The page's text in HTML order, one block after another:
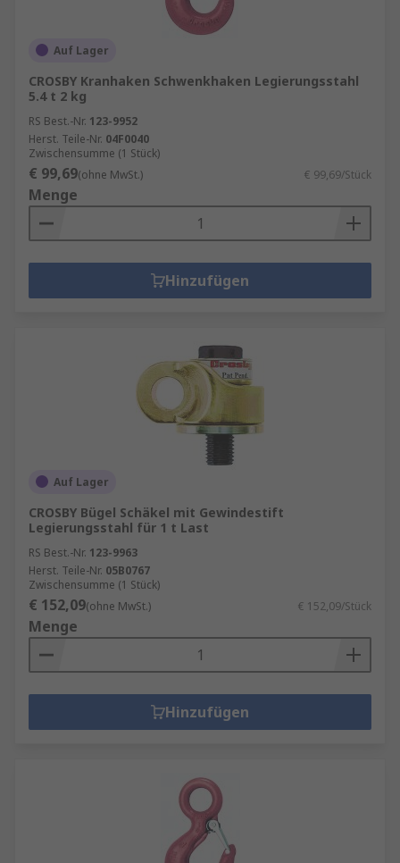
Auf Lager
CROSBY Kranhaken Schwenkhaken Legierungsstahl
5.4 t 2 kg
RS Best.-Nr. 123-9952
Herst. Teile-Nr. 04F0040
Zwischensumme (1 Stück)
€ 99,69(ohne MwSt.) € 99,69/Stück
Menge
Hinzufügen
Auf Lager
CROSBY Bügel Schäkel mit Gewindestift
Legierungsstahl für 1 t Last
RS Best.-Nr. 123-9963
Herst. Teile-Nr. 05B0767
Zwischensumme (1 Stück)
€ 152,09(ohne MwSt.) € 152,09/Stück
Menge
Hinzufügen